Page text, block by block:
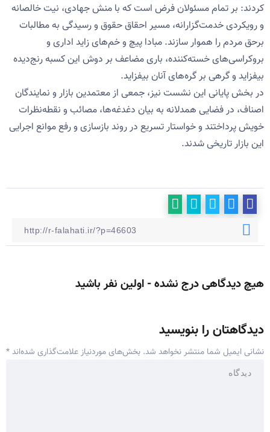
کردند: بر تمام مسئولان فرض است که با منش جهادی، نیت خالصانه
و رویکردی خدمت‌گزارانه، مسیر احقاق حقوق و رسیدگی به مطالبات
برحق مردم را هموار سازند. مبادا پیچ و خم‌های زاید اداری و
بروکراسی‌های خسته‌کننده، باری مضاعف بر دوش این کسبه رنج‌دیده
بیفزاید و گرهی بر گره‌های آنان بیفزاید.
در بخش پایانی این نشست نیز، جمعی از معتمدین بازار و نمایندگان
اصناف، در فضایی همدلانه به بیان دغدغه‌ها، مصائب و نقطه‌نظرات
خویش پرداختند و خواستار تسریع در روند بازسازی و رفع موانع اجرایی
این بازار تاریخی شدند.
هیچ دیدگاهی درج نشده - اولین نفر باشید
دیدگاهتان را بنویسید
نشانی ایمیل شما منتشر نخواهد شد. بخش‌های موردنیاز علامت‌گذاری شده‌اند*